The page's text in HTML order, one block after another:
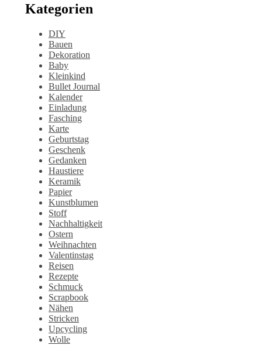
Kategorien
DIY
Bauen
Dekoration
Baby
Kleinkind
Bullet Journal
Kalender
Einladung
Fasching
Karte
Geburtstag
Geschenk
Gedanken
Haustiere
Keramik
Papier
Kunstblumen
Stoff
Nachhaltigkeit
Ostern
Weihnachten
Valentinstag
Reisen
Rezepte
Schmuck
Scrapbook
Nähen
Stricken
Upcycling
Wolle